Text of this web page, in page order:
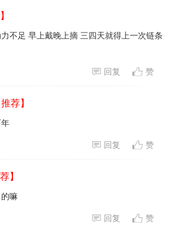
不足 早上戴晚上摘 三四天就得上一次链条
回复 赞
推荐】
回复 赞
】
嘛
回复 赞